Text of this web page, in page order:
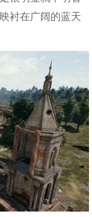
衬在广阔的蓝天